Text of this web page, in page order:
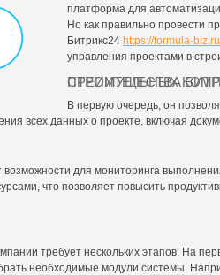
платформа для
Но как правильно провести
Битрикс24 https://formula-
управления проектами в
ПРЕИМУЩЕСТВА БИТРИКС24 ДЛЯ
В первую очередь, он
всех данных о проекте, включая
возможности для мониторинга
что позволяет повысить
требует нескольких этапов. На
необходимые модули системы.